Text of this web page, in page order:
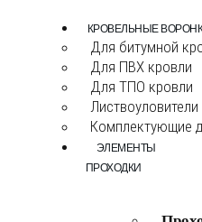
КРОВЕЛЬНЫЕ
Для битумной
Для ПВХ кровли
Для ТПО кровли
Листвоуловители
Комплектующие
ЭЛЕМЕНТЫ
ПРОХОДКИ